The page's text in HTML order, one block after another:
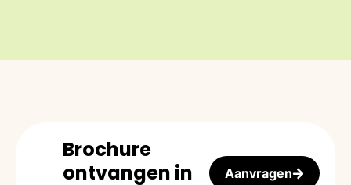
Brochure
ontvangen in
Aanvragen